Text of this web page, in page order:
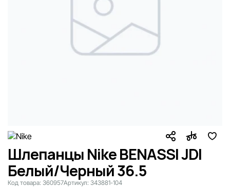
Шлепанцы Nike BENASSI JDI
Белый/Черный 36.5
Код товара: 360957Артикул: 343881-104